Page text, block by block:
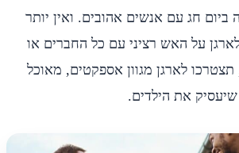
ביום חג עם אנשים אהובים. ואין יותר
על האש רציני עם כל החברים או
לארגן מגוון אספקטים, מאוכל
שיעסיק את הילדים.